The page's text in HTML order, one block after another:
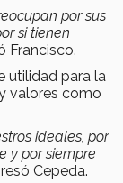
por sus
si tienen
Francisco.
utilidad para la
valores como
ideales, por
y por siempre
Cepeda.